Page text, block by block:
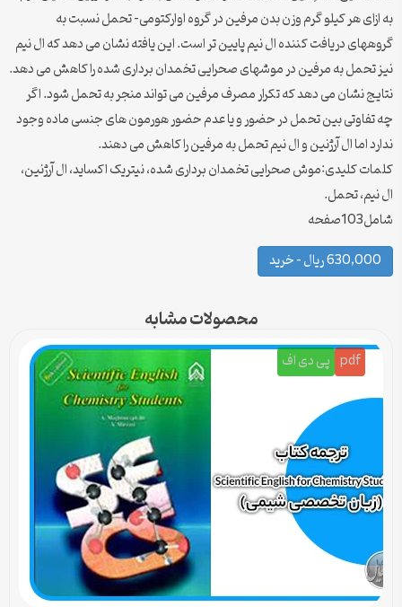
به ازای هر کیلو گرم وزن بدن مرفین در گروه اوارکتومی- تحمل نسبت به
گروههای دریافت کننده ال نیم پایین تر است. این یافته نشان می دهد که ال نیم
نیز تحمل به مرفین در موشهای صحرایی تخمدان برداری شده را کاهش می دهد.
نتایج نشان می دهد که تکرار مصرف مرفین می تواند منجر به تحمل شود. اگر
چه تفاوتی بین تحمل در حضور و یا عدم حضور هورمون های جنسی ماده وجود
ندارد اما ال آرژنین و ال نیم تحمل به مرفین را کاهش می دهند.
کلمات کلیدی:موش صحرایی تخمدان برداری شده، نیتریک اکساید، ال آرژنین،
ال نیم، تحمل.
شامل103صفحه
630,000 ریال – خرید
محصولات مشابه
pdf پی دی اف